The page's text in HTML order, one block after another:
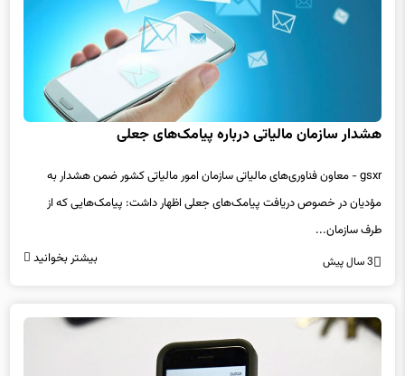
هشدار سازمان مالیاتی درباره پیامک‌های جعلی
gsxr - معاون فناوری‌های مالیاتی سازمان امور مالیاتی کشور ضمن هشدار به
مؤدیان در خصوص دریافت پیامک‌های جعلی اظهار داشت: پیامک‌هایی که از
طرف سازمان...
3 سال پیش بیشتر بخوانید